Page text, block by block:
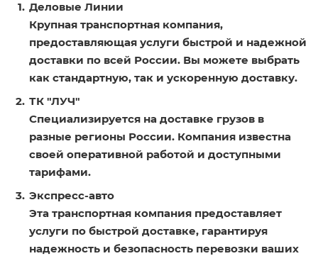
Деловые Линии
Крупная транспортная компания,
предоставляющая услуги быстрой и надежной
доставки по всей России. Вы можете выбрать
как стандартную, так и ускоренную доставку.
ТК "ЛУЧ"
Специализируется на доставке грузов в
разные регионы России. Компания известна
своей оперативной работой и доступными
тарифами.
Экспресс-авто
Эта транспортная компания предоставляет
услуги по быстрой доставке, гарантируя
надежность и безопасность перевозки ваших